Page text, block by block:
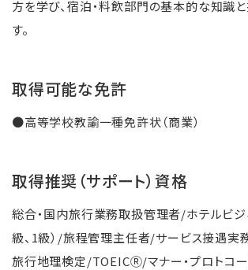
方を学び、宿泊・料飲部門の基本的な知識
す。
取得可能な免許
●高等学校教諭一種免許状（商業）
取得推奨（サポート）資格
総合・国内旅行業務取扱管理者/ホテルビジ
級、1級）/旅程管理主任者/サービス接遇実
旅行地理検定/TOEICⓇ/マナー・プロトコ